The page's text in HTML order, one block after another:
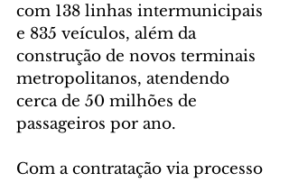
com 138 linhas intermunicipais
e 835 veículos, além da
construção de novos terminais
metropolitanos, atendendo
cerca de 50 milhões de
passageiros por ano.
Com a contratação via processo